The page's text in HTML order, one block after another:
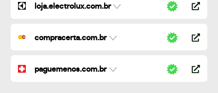
loja.electrolux.com.br
compracerta.com.br
paguemenos.com.br